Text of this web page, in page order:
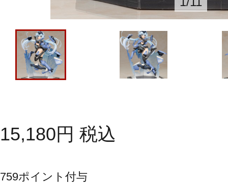
15,180円 税込
759ポイント付与